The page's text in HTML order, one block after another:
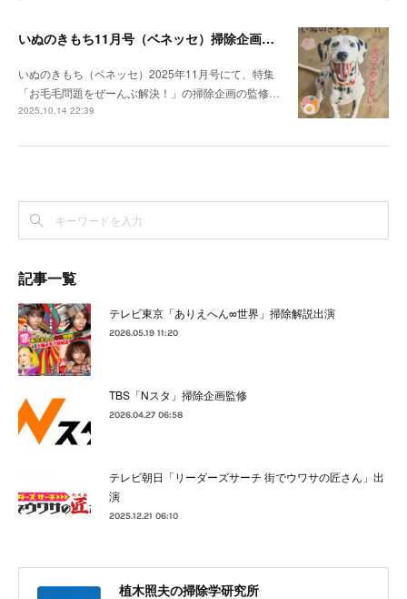
いぬのきもち11月号（ベネッセ）掃除企画監修
いぬのきもち（ベネッセ）2025年11月号にて、特集
「お毛毛問題をぜーんぶ解決！」の掃除企画の監修…
2025.10.14 22:39
記事一覧
テレビ東京「ありえへん∞世界」掃除解説出演
2026.05.19 11:20
TBS「Nスタ」掃除企画監修
2026.04.27 06:58
テレビ朝日「リーダーズサーチ 街でウワサの匠さん」出
演
2025.12.21 06:10
植木照夫の掃除学研究所